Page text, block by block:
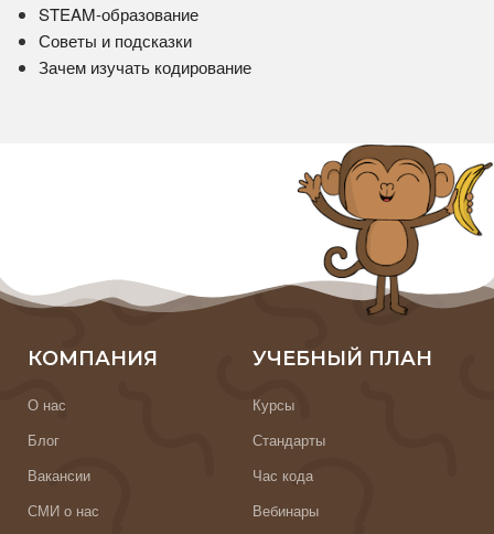
STEAM-образование
Советы и подсказки
Зачем изучать кодирование
КОМПАНИЯ
О нас
Блог
Вакансии
СМИ о нас
УЧЕБНЫЙ ПЛАН
Курсы
Стандарты
Час кода
Вебинары